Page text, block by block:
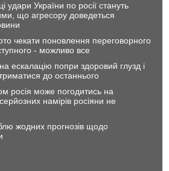
удари України по росії стануть
що агресору доведеться
чекати поновлення переговорного
- можливо все
ескалацію попри здоровий глузд і
до останнього
росія може погодитись на
намірів росіяни не
жодних прогнозів щодо